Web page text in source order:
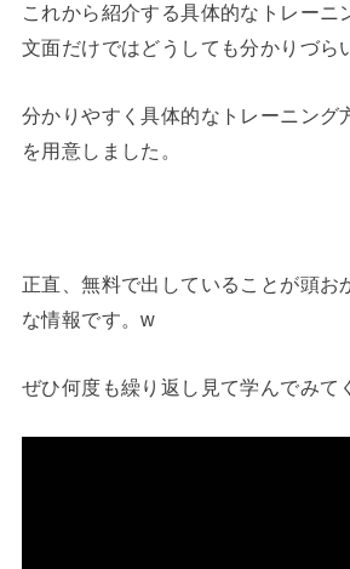
これから紹介する具体的なトレーニ
文面だけではどうしても分かりづら
分かりやすく具体的なトレーニング
を用意しました。
正直、無料で出していることが頭お
な情報です。w
ぜひ何度も繰り返し見て学んでみて